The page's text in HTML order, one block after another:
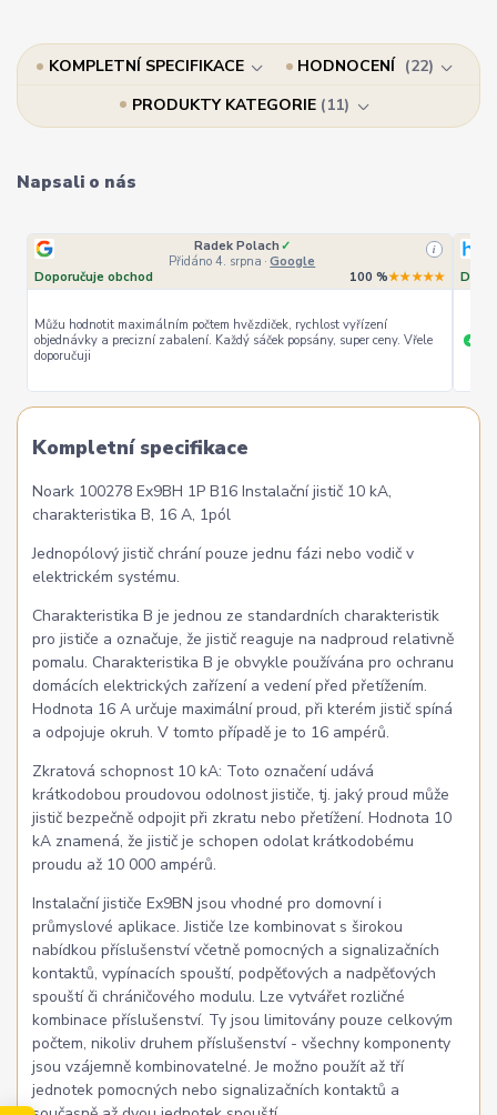
KOMPLETNÍ SPECIFIKACE HODNOCENÍ
22
PRODUKTY KATEGORIE 11
Napsali o nás
Radek Polach ✓
Přidáno 4. srpna · Google
i
Doporučuje obchod 100 %★★★★★
Můžu hodnotit maximálním počtem hvězdiček, rychlost vyřízení
objednávky a precizní zabalení. Každý sáček popsány, super ceny. Vřele
doporučuji
+
Kompletní specifikace
Noark 100278 Ex9BH 1P B16 Instalační jistič 10 kA,
charakteristika B, 16 A, 1pól
Jednopólový jistič chrání pouze jednu fázi nebo vodič v
elektrickém systému.
Charakteristika B je jednou ze standardních charakteristik
pro jističe a označuje, že jistič reaguje na nadproud relativně
pomalu. Charakteristika B je obvykle používána pro ochranu
domácích elektrických zařízení a vedení před přetížením.
Hodnota 16 A určuje maximální proud, při kterém jistič spíná
a odpojuje okruh. V tomto případě je to 16 ampérů.
Zkratová schopnost 10 kA: Toto označení udává
krátkodobou proudovou odolnost jističe, tj. jaký proud může
jistič bezpečně odpojit při zkratu nebo přetížení. Hodnota 10
kA znamená, že jistič je schopen odolat krátkodobému
proudu až 10 000 ampérů.
Instalační jističe Ex9BN jsou vhodné pro domovní i
průmyslové aplikace. Jističe lze kombinovat s širokou
nabídkou příslušenství včetně pomocných a signalizačních
kontaktů, vypínacích spouští, podpěťových a nadpěťových
spouští či chráničového modulu. Lze vytvářet rozličné
kombinace příslušenství. Ty jsou limitovány pouze celkovým
počtem, nikoliv druhem příslušenství - všechny komponenty
jsou vzájemně kombinovatelné. Je možno použít až tří
jednotek pomocných nebo signalizačních kontaktů a